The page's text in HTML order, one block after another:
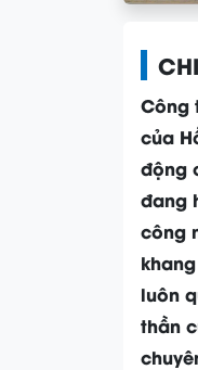
Công
của
động
đang
công
luôn
thần